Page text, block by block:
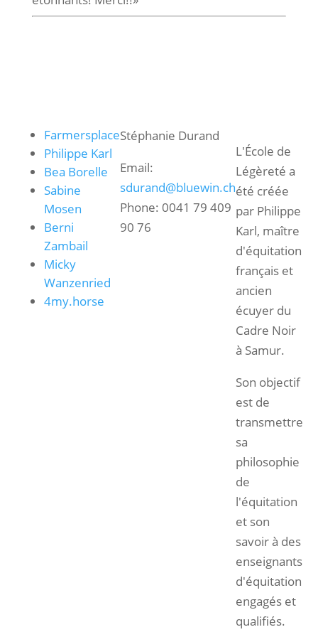
Farmersplace
Philippe Karl
Bea Borelle
Sabine
Mosen
Berni
Zambail
Micky
Wanzenried
4my.horse
Stéphanie Durand
Email:
sdurand@bluewin.ch
Phone: 0041 79 409
90 76
L'École de
Légèreté a
été créée
par Philippe
Karl, maître
d'équitation
français et
ancien
écuyer du
Cadre Noir
à Samur.
Son objectif
est de
transmettre
sa
philosophie
de
l'équitation
et son
savoir à des
enseignants
d'équitation
engagés et
qualifiés.